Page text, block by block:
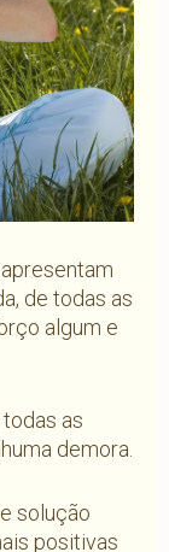
de todas as
algum e
as
demora.
solução
positivas